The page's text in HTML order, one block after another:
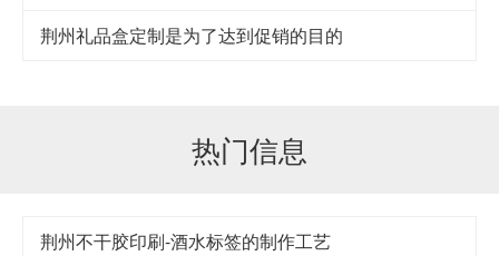
荆州礼品盒定制是为了达到促销的目的
热门信息
荆州不干胶印刷-酒水标签的制作工艺